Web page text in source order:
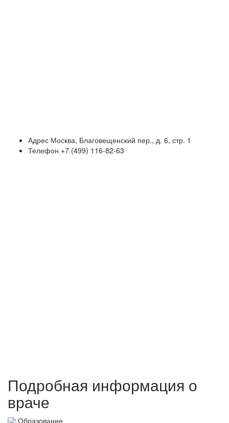
Адрес Москва, Благовещенский пер., д. 6, стр. 1
Телефон +7 (499) 116-82-63
Подробная информация о
враче
Образование